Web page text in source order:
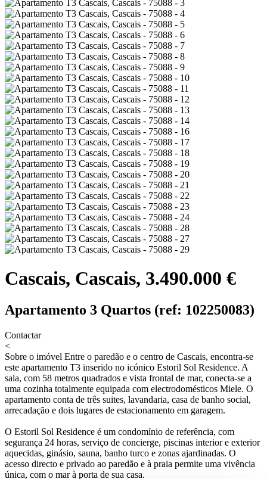
Cascais, Cascais, 3.490.000 €
Apartamento 3 Quartos (ref: 102250083)
Contactar
<
Sobre o imóvel Entre o paredão e o centro de Cascais, encontra-se
este apartamento T3 inserido no icónico Estoril Sol Residence. A
sala, com 58 metros quadrados e vista frontal de mar, conecta-se a
uma cozinha totalmente equipada com electrodomésticos Miele. O
apartamento conta de três suites, lavandaria, casa de banho social,
arrecadação e dois lugares de estacionamento em garagem.
O Estoril Sol Residence é um condomínio de referência, com
segurança 24 horas, serviço de concierge, piscinas interior e exterior
aquecidas, ginásio, sauna, banho turco e zonas ajardinadas. O
acesso directo e privado ao paredão e à praia permite uma vivência
única, com o mar à porta de sua casa.